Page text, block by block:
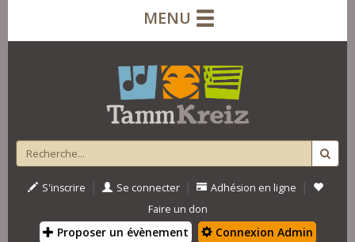
MENU
S'inscrire | Se connecter | Adhésion en ligne |
Faire un don
Proposer un évènement Connexion Admin